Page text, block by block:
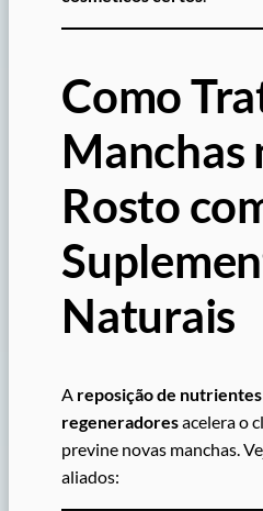
Como
Manchas
Rosto
Naturais
A reposição de
regeneradoresacelera o
previne novas manchas.
aliados: